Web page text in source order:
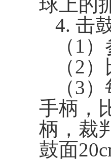
4. 击
（ 1
（2
（3
手柄，
柄，裁
鼓面